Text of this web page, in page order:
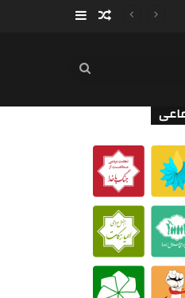
نوشته تصادفی
سایدبار
جستجو